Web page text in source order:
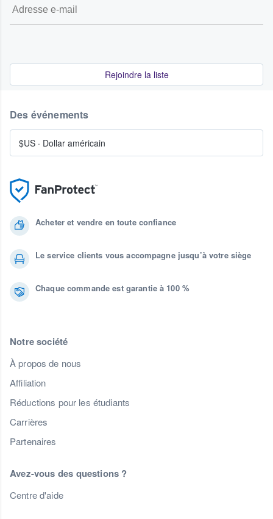
Rejoindre la liste
Acheter et vendre en toute confiance
Le service clients vous accompagne jusqu’à votre siège
Chaque commande est garantie à 100 %
Notre société
À propos de nous
Affiliation
Réductions pour les étudiants
Carrières
Partenaires
Avez-vous des questions ?
Centre d'aide
Des événements
$US · Dollar américain